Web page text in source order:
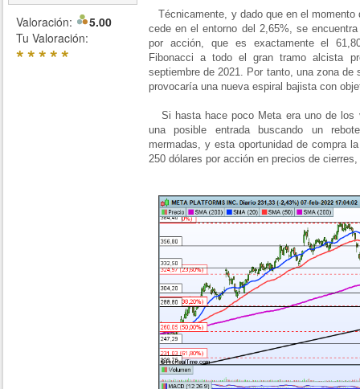
Valoración:
5.00
Tu Valoración:
*****
Técnicamente, y dado que en el
cede en el entorno del 2,65%, se
por acción, que es exactamente el
Fibonacci a todo el gran tramo alcista
septiembre de 2021. Por tanto, una zona de
provocaría una nueva espiral bajista con
Si hasta hace poco Meta era uno de los
una posible entrada buscando un
mermadas, y esta oportunidad de compra
250 dólares por acción en precios de